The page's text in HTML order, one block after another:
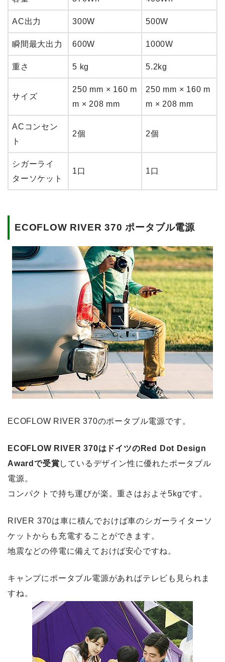
AC出力 300W 500W
瞬間最大出力 600W 1000W
重さ 5 kg 5.2kg
サイズ
250 mm × 160 m
m × 208 mm
250 mm × 160 m
m × 208 mm
ACコンセン
ト
2個 2個
シガーライ
ターソケット
1口 1口
ECOFLOW RIVER 370 ポータブル電源
ECOFLOW RIVER 370のポータブル電源です。
ECOFLOW RIVER 370はドイツのRed Dot Design
Awardで受賞しているデザイン性に優れたポータブル
電源。
コンパクトで持ち運びが楽。重さはおよそ5kgです。
RIVER 370は車に積んでおけば車のシガーライターソ
ケットからも充電することができます。
地震などの停電に備えておけば安心ですね。
キャンプにポータブル電源があればテレビも見られま
すね。